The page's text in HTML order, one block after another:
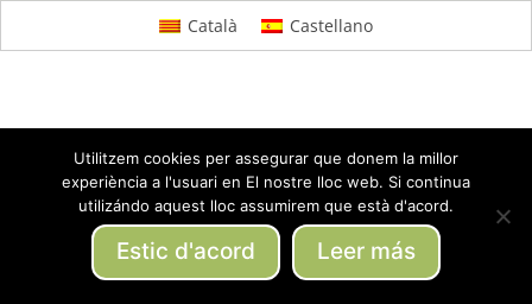
Català Castellano
Utilitzem cookies per assegurar que donem la millor
experiència a l'usuari en El nostre lloc web. Si continua
utilizándo aquest lloc assumirem que està d'acord.
Estic d'acord Leer más